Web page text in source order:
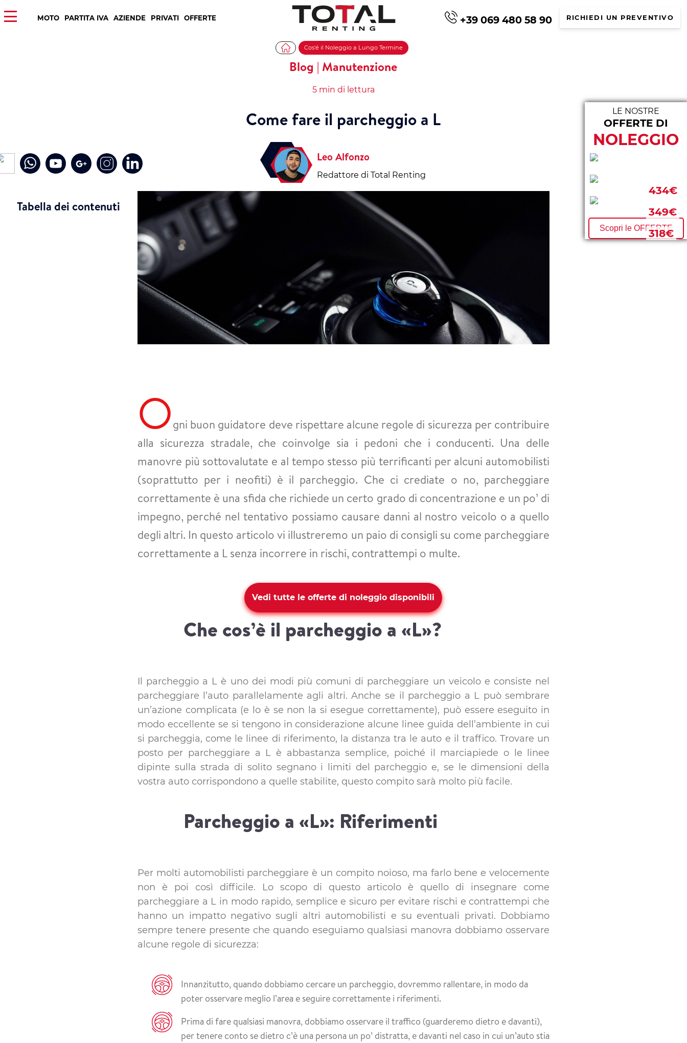
MOTO PARTITA IVA AZIENDE PRIVATI OFFERTE +39 069 480 58 90 RICHIEDI UN PREVENTIVO
Tabella dei contenuti
Cos'é il Noleggio a Lungo Termine
Blog | Manutenzione
5 min di lettura
Come fare il parcheggio a L
Leo Alfonzo
Redattore di Total Renting
LE
293€
297€
330€
FURGONI
LE NOSTRE
OFFERTE DI
NOLEGGIO
434€
349€
318€
Scopri le OFFERTE
Ogni buon guidatore deve rispettare alcune regole di sicurezza per contribuire
alla sicurezza stradale, che coinvolge sia i pedoni che i conducenti. Una delle
manovre più sottovalutate e al tempo stesso più terrificanti per alcuni automobilisti
(soprattutto per i neofiti) è il parcheggio. Che ci crediate o no, parcheggiare
correttamente è una sfida che richiede un certo grado di concentrazione e un po’ di
impegno, perché nel tentativo possiamo causare danni al nostro veicolo o a quello
degli altri. In questo articolo vi illustreremo un paio di consigli su come parcheggiare
correttamente a L senza incorrere in rischi, contrattempi o multe.
Vedi tutte le offerte di noleggio disponibili
Che cos’è il parcheggio a «L»?
Il parcheggio a L è uno dei modi più comuni di parcheggiare un veicolo e consiste nel
parcheggiare l’auto parallelamente agli altri. Anche se il parcheggio a L può sembrare
un’azione complicata (e lo è se non la si esegue correttamente), può essere eseguito in
modo eccellente se si tengono in considerazione alcune linee guida dell’ambiente in cui
si parcheggia, come le linee di riferimento, la distanza tra le auto e il traffico. Trovare un
posto per parcheggiare a L è abbastanza semplice, poiché il marciapiede o le linee
dipinte sulla strada di solito segnano i limiti del parcheggio e, se le dimensioni della
vostra auto corrispondono a quelle stabilite, questo compito sarà molto più facile.
Parcheggio a «L»: Riferimenti
Per molti automobilisti parcheggiare è un compito noioso, ma farlo bene e velocemente
non è poi così difficile. Lo scopo di questo articolo è quello di insegnare come
parcheggiare a L in modo rapido, semplice e sicuro per evitare rischi e contrattempi che
hanno un impatto negativo sugli altri automobilisti e su eventuali privati. Dobbiamo
sempre tenere presente che quando eseguiamo qualsiasi manovra dobbiamo osservare
alcune regole di sicurezza:
Innanzitutto, quando dobbiamo cercare un parcheggio, dovremmo rallentare, in modo da
poter osservare meglio l’area e seguire correttamente i riferimenti.
Prima di fare qualsiasi manovra, dobbiamo osservare il traffico (guarderemo dietro e davanti),
per tenere conto se dietro c’è una persona un po’ distratta, e davanti nel caso in cui un’auto stia